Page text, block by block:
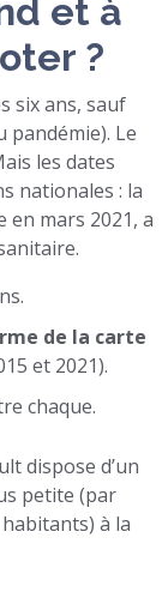
et à
?
six ans, sauf
Le
les dates
nationales : la
mars 2021, a
de la carte
et 2021).
chaque.
dispose d’un
petite (par
à la